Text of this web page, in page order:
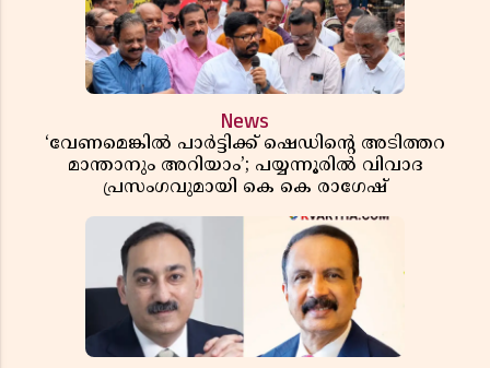
News
‘വേണമെങ്കിൽ പാർട്ടിക്ക് ഷെഡിൻ്റെ അടിത്തറ
മാന്താനും അറിയാം’; പയ്യന്നൂരിൽ വിവാദ
പ്രസംഗവുമായി കെ കെ രാഗേഷ്